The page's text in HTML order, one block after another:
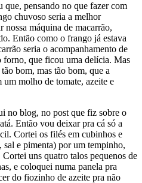
que, pensando no que fazer com
chuvoso seria a melhor
nossa máquina de macarrão,
Então como o frango já estava
seria o acompanhamento de
forno, que ficou uma delícia. Mas
bom, mas tão bom, que a
molho de tomate, azeite e
no blog, no post que fiz sobre o
Então vou deixar pra cá só a
Cortei os filés em cubinhos e
e pimenta) por um tempinho,
uns quatro talos pequenos de
e coloquei numa panela pra
do fiozinho de azeite pra não